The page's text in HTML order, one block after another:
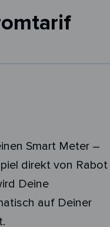
Smart Meter –
direkt von Rabot
Deine
auf Deiner